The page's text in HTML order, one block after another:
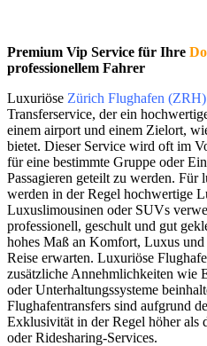
Premium Vip Service für Ihre
professionellem Fahrer
Luxuriöse Zürich Flughafen (ZRH)
Transferservice, der ein
einem airport und einem Zielort,
bietet. Dieser Service wird oft im
für eine bestimmte Gruppe oder
Passagieren geteilt zu werden. Für
werden in der Regel hochwertige
Luxuslimousinen oder SUVs
professionell, geschult und gut
hohes Maß an Komfort, Luxus
Reise erwarten. Luxuriöse
zusätzliche Annehmlichkeiten wie
oder Unterhaltungssysteme
Flughafentransfers sind aufgrund
Exklusivität in der Regel höher als
oder Ridesharing-Services.